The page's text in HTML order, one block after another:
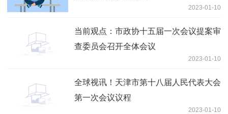
2023-01-10
当前观点：市政协十五届一次会议提案审
查委员会召开全体会议
2023-01-10
全球视讯！天津市第十八届人民代表大会
第一次会议议程
2023-01-10